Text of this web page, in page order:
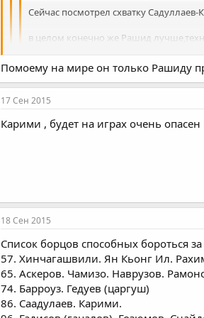
Сейчас посмотрел схватку
в целом конечно же Рашид
пару моментов в схватке были
Очень сильный он,по ходу и хорошую
Помоему на мире он только Рашиду
17 Сен 2015
Карими , будет на играх очень опасен
18 Сен 2015
Список борцов способных бороться
57. Хинчагашвили. Ян Кьонг Ил.
65. Аскеров. Чамизо. Наврузов.
74. Барроуз. Гедуев (царгуш)
86. Саадулаев. Карими.